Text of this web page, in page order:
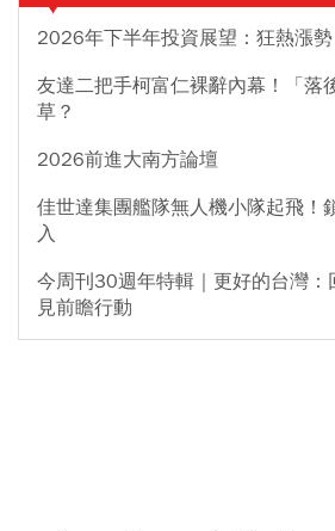
2026年下半年投資展望：狂熱漲
友達二把手柯富仁裸辭內幕！「落
草？
2026前進大南方論壇
佳世達集團艦隊無人機小隊起飛！
入
今周刊30週年特輯｜更好的台灣：
見前瞻行動